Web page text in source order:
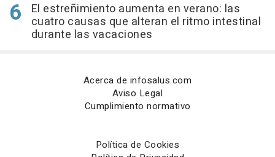
El estreñimiento aumenta en verano: las
cuatro causas que alteran el ritmo intestinal
durante las vacaciones
Acerca de infosalus.com
Aviso Legal
Cumplimiento normativo
Política de Cookies